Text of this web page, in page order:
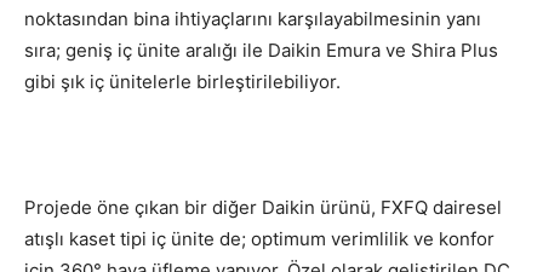
noktasından bina ihtiyaçlarını karşılayabilmesinin yanı
sıra; geniş iç ünite aralığı ile Daikin Emura ve Shira Plus
gibi şık iç ünitelerle birleştirilebiliyor.
Projede öne çıkan bir diğer Daikin ürünü, FXFQ dairesel
atışlı kaset tipi iç ünite de; optimum verimlilik ve konfor